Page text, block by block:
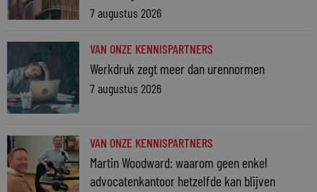
7 augustus 2026
VAN ONZE KENNISPARTNERS
Werkdruk zegt meer dan urennormen
7 augustus 2026
VAN ONZE KENNISPARTNERS
Martin Woodward: waarom geen enkel
advocatenkantoor hetzelfde kan blijven